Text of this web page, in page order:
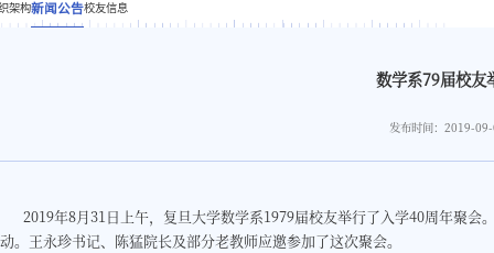
架构新闻公告校友信息
数学系79届校友
发布时间：2019-
2019年8月31日上午，复旦大学数学系1979届校友举行了入学40周年聚会
动。王永珍书记、陈猛院长及部分老教师应邀参加了这次聚会。